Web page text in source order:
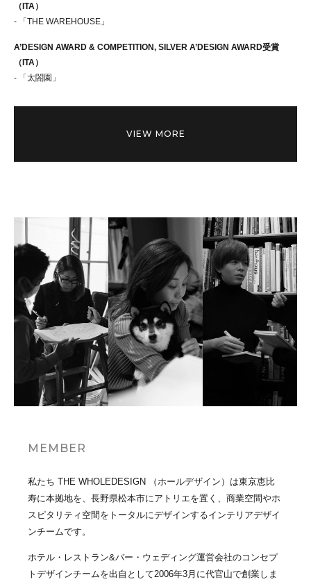
（ITA）
- 「THE WAREHOUSE」
A’DESIGN AWARD & COMPETITION, SILVER A’DESIGN AWARD受賞
（ITA）
- 「太閤園」
VIEW MORE
MEMBER
私たち THE WHOLEDESIGN （ホールデザイン）は東京恵比
寿に本拠地を、長野県松本市にアトリエを置く、商業空間やホ
スピタリティ空間をトータルにデザインするインテリアデザイ
ンチームです。
ホテル・レストラン&バー・ウェディング運営会社のコンセプ
トデザインチームを出自として2006年3月に代官山で創業しま